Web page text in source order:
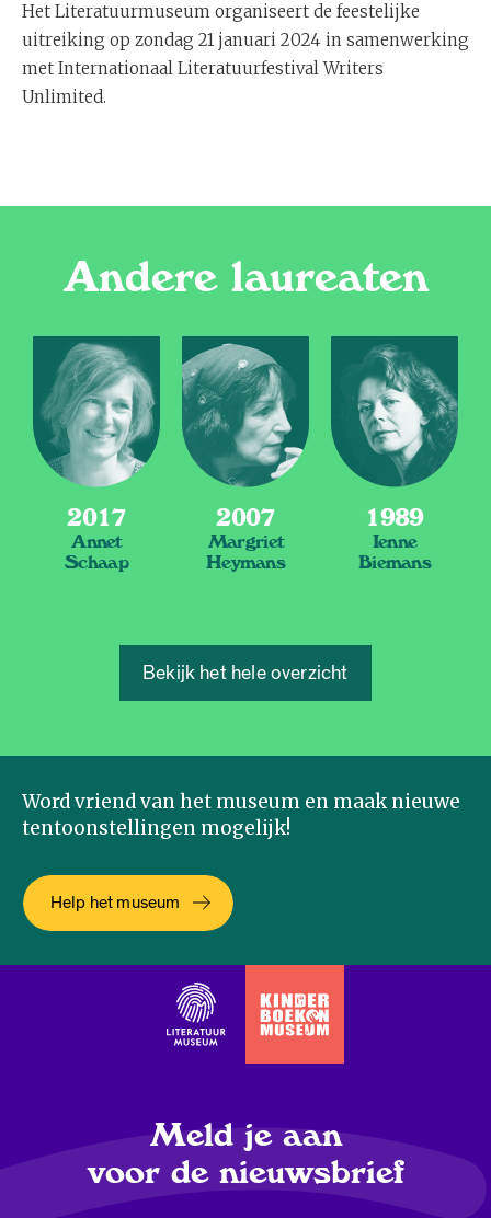
Het Literatuurmuseum organiseert de feestelijke
uitreiking op zondag 21 januari 2024 in samenwerking
met Internationaal Literatuurfestival Writers
Unlimited.
Andere laureaten
2017
Annet
Schaap
2007
Margriet
Heymans
1989
Ienne
Biemans
Bekijk het hele overzicht
Word vriend van het museum en maak nieuwe
tentoonstellingen mogelijk!
Help het museum
Meld je aan
voor de nieuwsbrief